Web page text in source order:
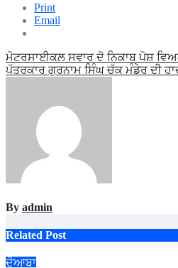
Print
Email
Post
navigation
ਮੋਟਰਸਾਈਕਲ ਸਵਾਰ ਦੋ ਨਿਕਾਬ ਪੋਸ਼
ਪੱਤਰਕਾਰ ਗੁਰਨਾਮ ਸਿੰਘ ਚੱਕ ਮੰਡੇਰ ਦੀ
By admin
Related Post
ਦੋਆਬਾ